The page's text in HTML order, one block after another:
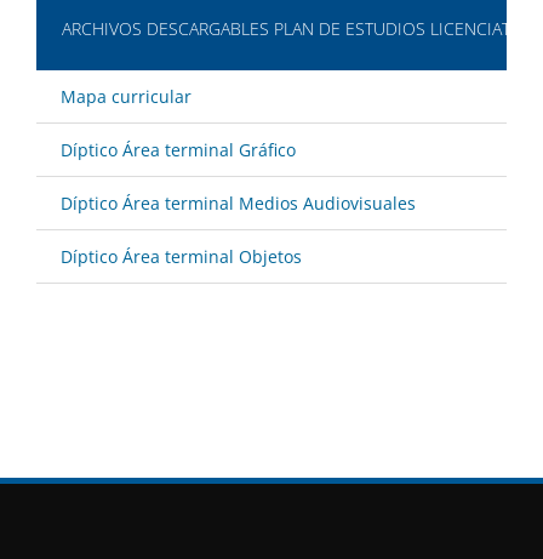
ARCHIVOS DESCARGABLES PLAN DE ESTUDIOS
Mapa curricular
Díptico Área terminal Gráfico
Díptico Área terminal Medios Audiovisuales
Díptico Área terminal Objetos